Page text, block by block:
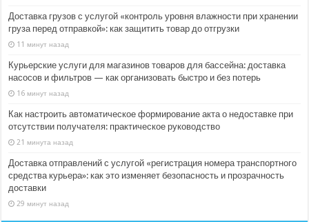
Доставка грузов с услугой «контроль уровня влажности при хранении
груза перед отправкой»: как защитить товар до отгрузки
11 минут назад
Курьерские услуги для магазинов товаров для бассейна: доставка
насосов и фильтров — как организовать быстро и без потерь
16 минут назад
Как настроить автоматическое формирование акта о недоставке при
отсутствии получателя: практическое руководство
21 минута назад
Доставка отправлений с услугой «регистрация номера транспортного
средства курьера»: как это изменяет безопасность и прозрачность
доставки
29 минут назад